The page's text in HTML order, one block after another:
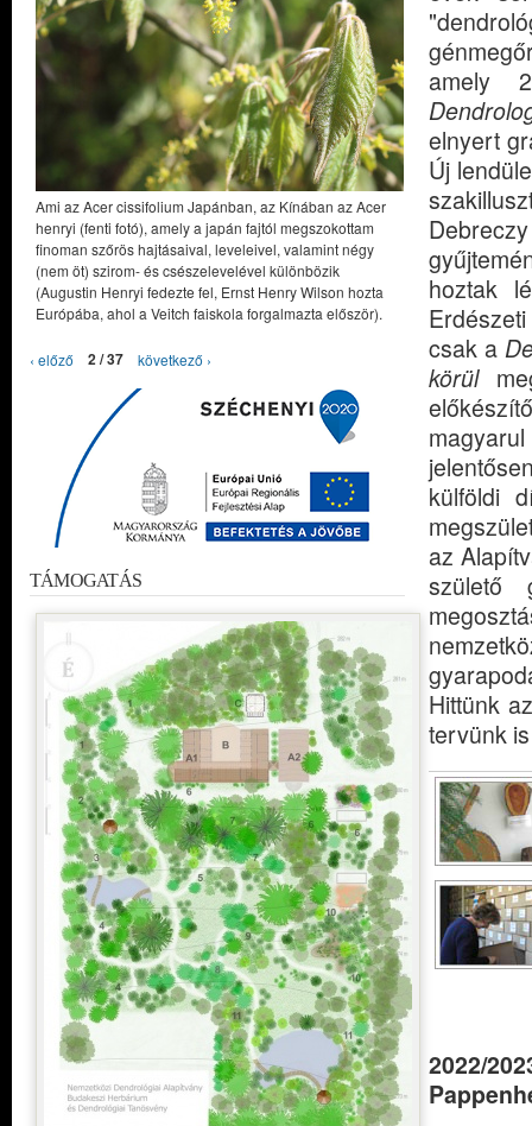
amely
elnyert
Új
hoztak
csak a
körül
külföldi
az
születő
Hittünk
tervünk
2022/
Ami az Acer cissifolium Japánban, az Kínában az Acer
henryi (fenti fotó), amely a japán fajtól megszokottam
finoman szőrös hajtásaival, leveleivel, valamint négy
(nem öt) szirom- és csészelevelével különbözik
(Augustin Henryi fedezte fel, Ernst Henry Wilson hozta
Európába, ahol a Veitch faiskola forgalmazta először).
‹ előző 2 / 37 következő ›
TÁMOGATÁS